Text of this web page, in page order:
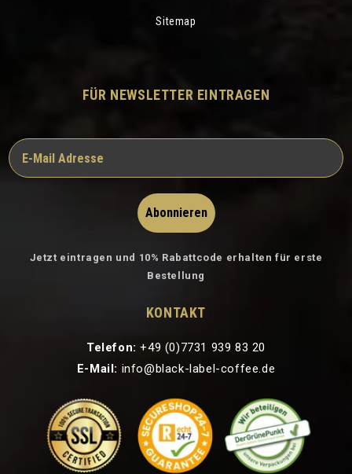
Sitemap
FÜR NEWSLETTER EINTRAGEN
Abonnieren
Jetzt eintragen und 10% Rabattcode erhalten für erste
Bestellung
KONTAKT
Telefon: +49 (0)7731 939 83 20
E-Mail: info@black-label-coffee.de